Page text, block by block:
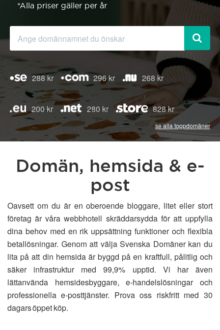
*Alla priser gäller per år
288 kr 296 kr 268 kr
200 kr 280 kr 828 kr
se alla toppdomäner
Domän, hemsida & e-
post
Oavsett om du är en oberoende bloggare, litet eller stort
företag är våra webbhotell skräddarsydda för att uppfylla
dina behov med en rik uppsättning funktioner och flexibla
betallösningar. Genom att välja Svenska Domäner kan du
lita på att din hemsida är byggd på en kraftfull, pålitlig och
säker infrastruktur med 99,9% upptid. Vi har även
lättanvända hemsidesbyggare, e-handelslösningar och
professionella e-posttjänster. Prova oss riskfritt med 30
dagars öppet köp.